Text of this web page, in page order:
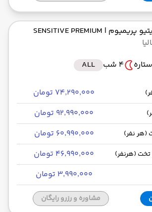
پریمیوم | SENSITIVE PREMIUM
4 شب ALL
۷۴٬۲۹۰٬۰۰۰ تومان
۹۲٬۹۹۰٬۰۰۰ تومان
(هر نفر) ۶۰٬۹۹۰٬۰۰۰ تومان
(هرنفر) ۴۶٬۹۹۰٬۰۰۰ تومان
۳٬۹۹۰٬۰۰۰ تومان
مشاوره و رزرو رایگان